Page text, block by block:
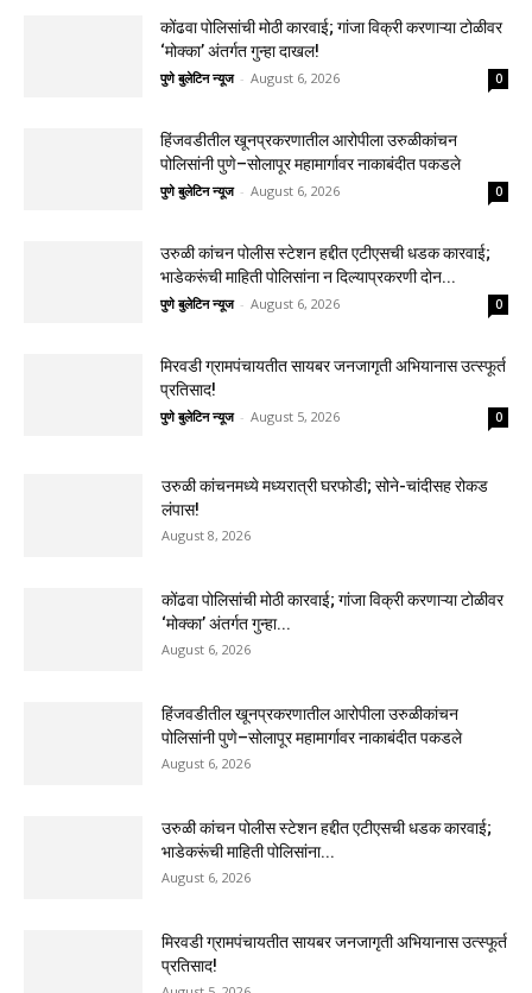
कोंढवा पोलिसांची मोठी कारवाई; गांजा विक्री करणाऱ्या टोळीवर
‘मोक्का’ अंतर्गत गुन्हा दाखल!
पुणे बुलेटिन न्यूज - August 6, 2026 0
हिंजवडीतील खूनप्रकरणातील आरोपीला उरुळीकांचन
पोलिसांनी पुणे–सोलापूर महामार्गावर नाकाबंदीत पकडले
पुणे बुलेटिन न्यूज - August 6, 2026 0
उरुळी कांचन पोलीस स्टेशन हद्दीत एटीएसची धडक कारवाई;
भाडेकरूंची माहिती पोलिसांना न दिल्याप्रकरणी दोन...
पुणे बुलेटिन न्यूज - August 6, 2026 0
मिरवडी ग्रामपंचायतीत सायबर जनजागृती अभियानास उत्स्फूर्त
प्रतिसाद!
पुणे बुलेटिन न्यूज - August 5, 2026 0
उरुळी कांचनमध्ये मध्यरात्री घरफोडी; सोने-चांदीसह रोकड
लंपास!
August 8, 2026
कोंढवा पोलिसांची मोठी कारवाई; गांजा विक्री करणाऱ्या टोळीवर
‘मोक्का’ अंतर्गत गुन्हा...
August 6, 2026
हिंजवडीतील खूनप्रकरणातील आरोपीला उरुळीकांचन
पोलिसांनी पुणे–सोलापूर महामार्गावर नाकाबंदीत पकडले
August 6, 2026
उरुळी कांचन पोलीस स्टेशन हद्दीत एटीएसची धडक कारवाई;
भाडेकरूंची माहिती पोलिसांना...
August 6, 2026
मिरवडी ग्रामपंचायतीत सायबर जनजागृती अभियानास उत्स्फूर्त
प्रतिसाद!